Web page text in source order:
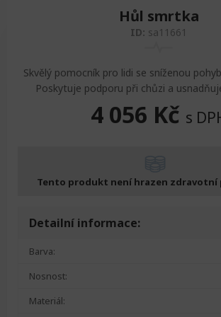
Hůl smrtka
ID: sa11661
Skvělý pomocník pro lidi se sníženou
Poskytuje podporu při chůzi a
4 056 Kč s
Tento produkt není hrazen zdravotní
Detailní informace:
Barva:
Nosnost:
Materiál: